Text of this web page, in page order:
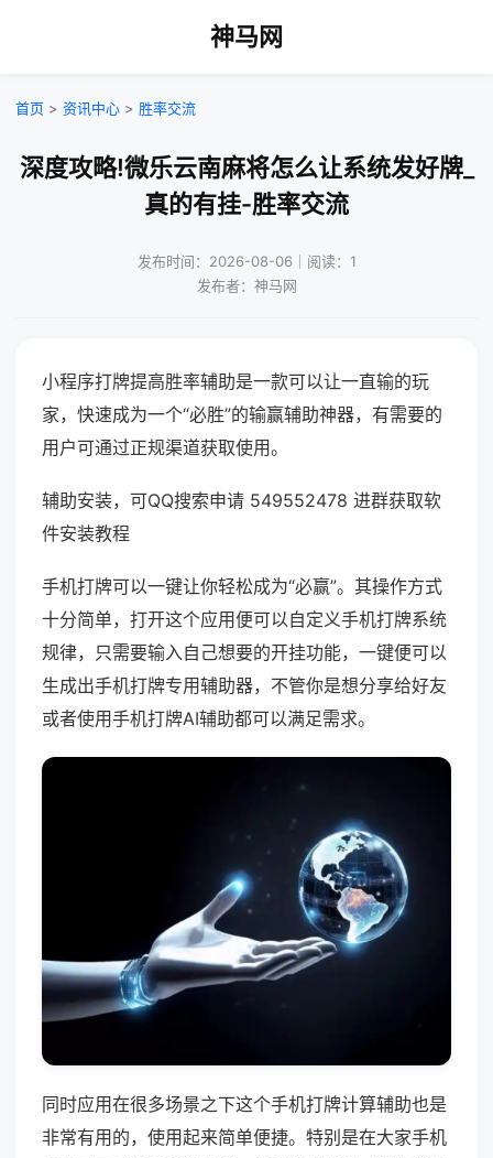
神马网
首页 > 资讯中心 > 胜率交流
深度攻略!微乐云南麻将怎么让系统发好牌_
真的有挂-胜率交流
发布时间：2026-08-06｜阅读：1
发布者：神马网
小程序打牌提高胜率辅助是一款可以让一直输的玩
家，快速成为一个“必胜”的输赢辅助神器，有需要的
用户可通过正规渠道获取使用。
辅助安装，可QQ搜索申请 549552478 进群获取软
件安装教程
手机打牌可以一键让你轻松成为“必赢”。其操作方式
十分简单，打开这个应用便可以自定义手机打牌系统
规律，只需要输入自己想要的开挂功能，一键便可以
生成出手机打牌专用辅助器，不管你是想分享给好友
或者使用手机打牌AI辅助都可以满足需求。
同时应用在很多场景之下这个手机打牌计算辅助也是
非常有用的，使用起来简单便捷。特别是在大家手机